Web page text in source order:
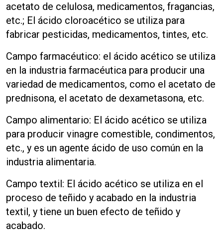
acetato de celulosa, medicamentos, fragancias,
etc.; El ácido cloroacético se utiliza para
fabricar pesticidas, medicamentos, tintes, etc.
Campo farmacéutico: el ácido acético se utiliza
en la industria farmacéutica para producir una
variedad de medicamentos, como el acetato de
prednisona, el acetato de dexametasona, etc.
Campo alimentario: El ácido acético se utiliza
para producir vinagre comestible, condimentos,
etc., y es un agente ácido de uso común en la
industria alimentaria.
Campo textil: El ácido acético se utiliza en el
proceso de teñido y acabado en la industria
textil, y tiene un buen efecto de teñido y
acabado.